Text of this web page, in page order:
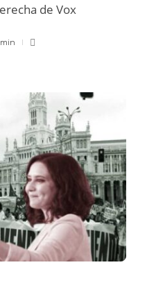
de Vox